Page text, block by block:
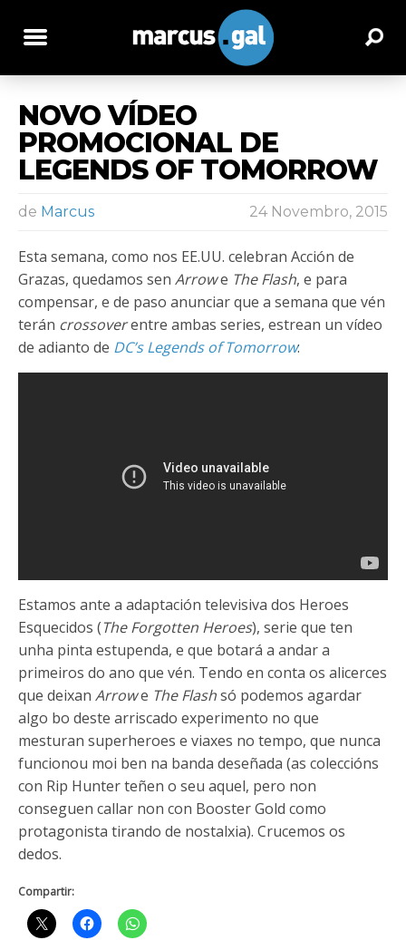
NOVO VÍDEO
PROMOCIONAL DE
LEGENDS OF TOMORROW
de Marcus 24 Novembro, 2015
Esta semana, como nos EE.UU. celebran Acción de
Grazas, quedamos sen Arrowe The Flash, e para
compensar, e de paso anunciar que a semana que vén
terán crossoverentre ambas series, estrean un vídeo
de adianto de DC’s Legends of Tomorrow:
Estamos ante a adaptación televisiva dos Heroes
Esquecidos (The Forgotten Heroes), serie que ten
unha pinta estupenda, e que botará a andar a
primeiros do ano que vén. Tendo en conta os alicerces
que deixan Arrowe The Flashsó podemos agardar
algo bo deste arriscado experimento no que
mesturan superheroes e viaxes no tempo, que nunca
funcionou moi ben na banda deseñada (as coleccións
con Rip Hunter teñen o seu aquel, pero non
conseguen callar non con Booster Gold como
protagonista tirando de nostalxia). Crucemos os
dedos.
Compartir: